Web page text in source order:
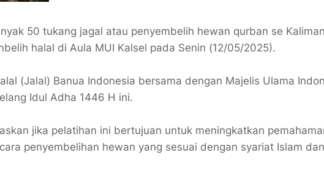
50 tukang jagal atau penyembelih hewan qurban se
halal di Aula MUI Kalsel pada Senin (12/05/2025).
(Jalal) Banua Indonesia bersama dengan Majelis Ulama
Idul Adha 1446 H ini.
jika pelatihan ini bertujuan untuk meningkatkan
penyembelihan hewan yang sesuai dengan syariat Islam